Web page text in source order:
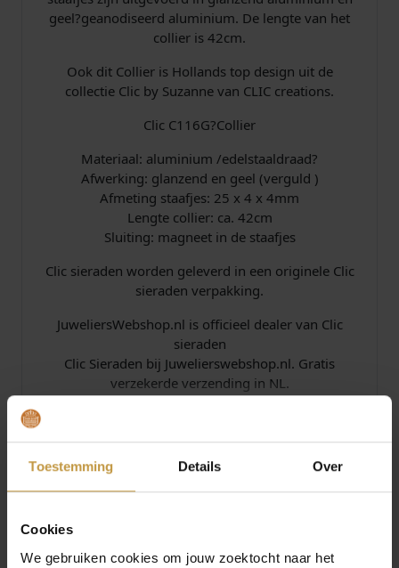
Toestemming Details Over
Cookies
We gebruiken cookies om jouw zoektocht naar het
geel?geanodiseerd aluminium. De lengte van het
collier is 42cm.
Ook dit Collier is Hollands top design uit de
collectie Clic by Suzanne van CLIC creations.
Clic C116G?Collier
Materiaal: aluminium /edelstaaldraad?
Afwerking: glanzend en geel (verguld )
Afmeting staafjes: 25 x 4 x 4mm
Lengte collier: ca. 42cm
Sluiting: magneet in de staafjes
Clic sieraden worden geleverd in een originele Clic
sieraden verpakking.
JuweliersWebshop.nl is officieel dealer van Clic
sieraden
Clic Sieraden bij Juwelierswebshop.nl. Gratis
verzekerde verzending in NL.
Specificaties
Over Clic Design